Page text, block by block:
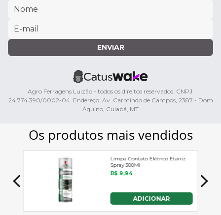
ENVIAR
Agro Ferragens Luizão - todos os direitos reservados. CNPJ:
24.774.390/0002-04. Endereço: Av. Carmindo de Campos, 2387 - Dom
Aquino, Cuiabá, MT